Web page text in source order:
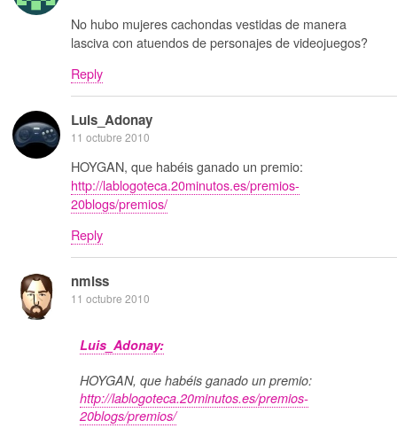
No hubo mujeres cachondas vestidas de manera
lasciva con atuendos de personajes de videojuegos?
Reply
Luis_Adonay
11 octubre 2010
HOYGAN, que habéis ganado un premio:
http://lablogoteca.20minutos.es/premios-
20blogs/premios/
Reply
nmlss
11 octubre 2010
Luis_Adonay:
HOYGAN, que habéis ganado un premio:
http://lablogoteca.20minutos.es/premios-
20blogs/premios/